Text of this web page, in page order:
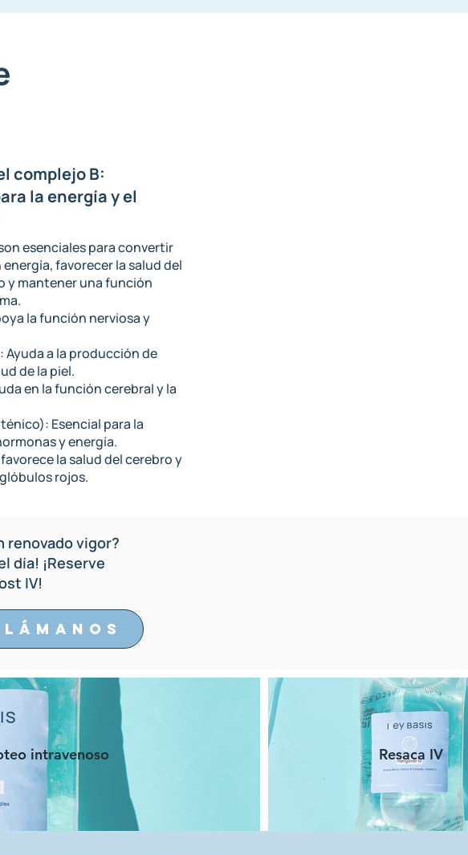
complejo B:
la energía y el
esenciales para convertir
favorecer la salud del
y mantener una función
la función nerviosa y
Ayuda a la producción de
de la piel.
en la función cerebral y la
Esencial para la
y energía.
la salud del cerebro y
rojos.
renovado vigor?
día! ¡Reserve
IV!
intravenoso Resaca IV